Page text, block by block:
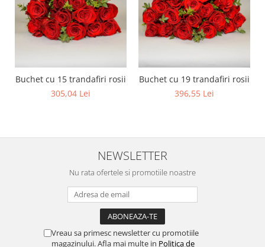
Buchet cu 15 trandafiri rosii
305,04 Lei
Buchet cu 19 trandafiri rosii
396,55 Lei
NEWSLETTER
Nu rata ofertele si promotiile noastre
Vreau sa primesc newsletter cu promotiile
magazinului. Afla mai multe in Politica de